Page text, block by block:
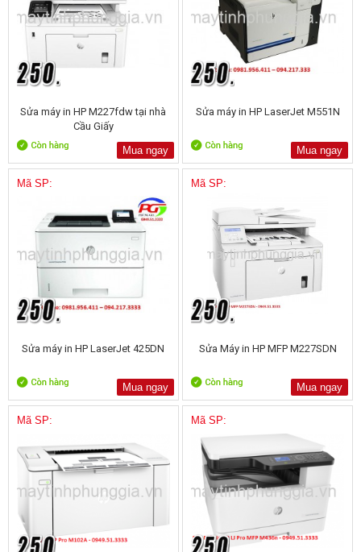
Sửa máy in HP M227fdw tại nhà
Cầu Giấy
Mua ngay
Sửa máy in HP LaserJet M551N
Mua ngay
Mã SP:
Sửa máy in HP LaserJet 425DN
Mua ngay
Mã SP:
Sửa Máy in HP MFP M227SDN
Mua ngay
Mã SP: Mã SP: